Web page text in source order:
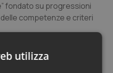
fondato su progressioni
competenze e criteri
non riguarda più soltanto le
stessa del lavoro
utilizza